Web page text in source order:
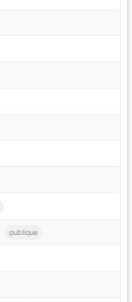
publique